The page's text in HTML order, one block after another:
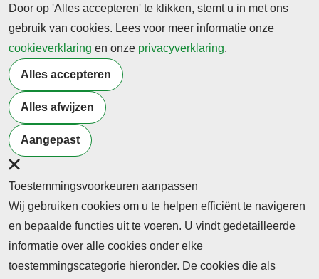
Terug naar nieuwsoverzicht
Meer artikelen van
Burgerschap
Door op 'Alles accepteren' te klikken, stemt u in met ons
gebruik van cookies. Lees voor meer informatie onze
cookieverklaring en onze privacyverklaring.
Alles accepteren
Alles afwijzen
Aangepast
Toestemmingsvoorkeuren aanpassen
Wij gebruiken cookies om u te helpen efficiënt te navigeren
en bepaalde functies uit te voeren. U vindt gedetailleerde
informatie over alle cookies onder elke
toestemmingscategorie hieronder. De cookies die als